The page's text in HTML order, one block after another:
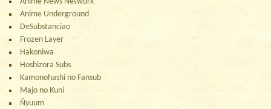
Anime Underground
DeSubstanciao
Frozen Layer
Hakoniwa
Hoshizora Subs
Kamonohashi no Fansub
Majo no Kuni
Ñyuum